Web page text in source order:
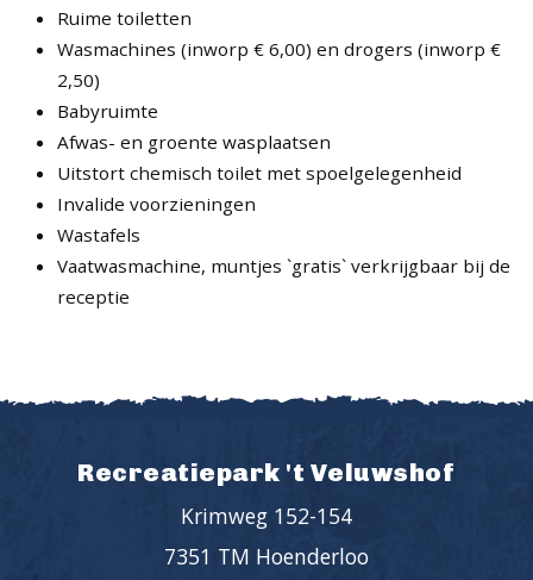
Ruime toiletten
Wasmachines (inworp € 6,00) en drogers (inworp €
2,50)
Babyruimte
Afwas- en groente wasplaatsen
Uitstort chemisch toilet met spoelgelegenheid
Invalide voorzieningen
Wastafels
Vaatwasmachine, muntjes `gratis` verkrijgbaar bij de
receptie
Recreatiepark 't Veluwshof
Krimweg 152-154
7351 TM Hoenderloo